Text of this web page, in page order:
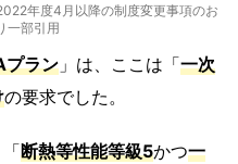
年度4月以降の制度変更事項のお
一部引用
プラン 」は、ここは「一次
の要求でした。
断熱等性能等級5かつ一